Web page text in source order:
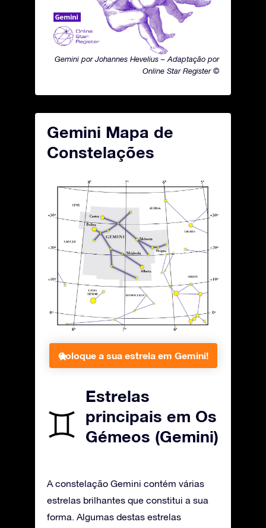
Gemini por Johannes Hevelius – Adaptação por
Online Star Register ©
Gemini Mapa de
Constelações
Coloque a sua estrela em Gemini!
Estrelas
principais em Os
Gémeos (Gemini)
A constelação Gemini contém várias
estrelas brilhantes que constitui a sua
forma. Algumas destas estrelas